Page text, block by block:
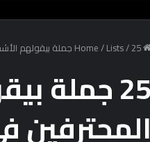
/Lists/25 جملة بيقولهم الأشخاص غير المحترفين في الشغل
25 جملة
المحترفين